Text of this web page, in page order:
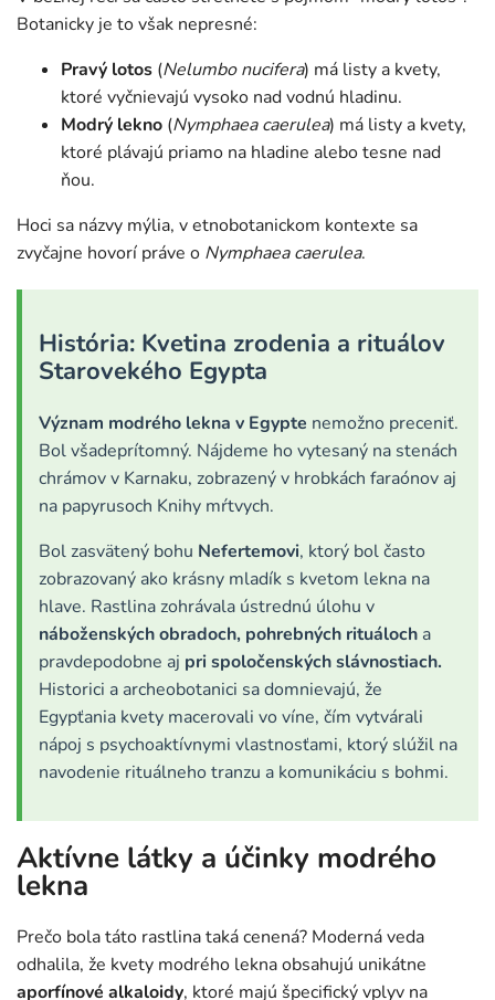
Botanicky je to však nepresné:
Pravý lotos (Nelumbo nucifera) má listy a kvety,
ktoré vyčnievajú vysoko nad vodnú hladinu.
Modrý lekno (Nymphaea caerulea) má listy a kvety,
ktoré plávajú priamo na hladine alebo tesne nad
ňou.
Hoci sa názvy mýlia, v etnobotanickom kontexte sa
zvyčajne hovorí práve o Nymphaea caerulea.
História: Kvetina zrodenia a rituálov
Starovekého Egypta
Význam modrého lekna v Egypte nemožno preceniť.
Bol všadeprítomný. Nájdeme ho vytesaný na stenách
chrámov v Karnaku, zobrazený v hrobkách faraónov aj
na papyrusoch Knihy mŕtvych.
Bol zasvätený bohu Nefertemovi, ktorý bol často
zobrazovaný ako krásny mladík s kvetom lekna na
hlave. Rastlina zohrávala ústrednú úlohu v
náboženských obradoch, pohrebných rituáloch a
pravdepodobne aj pri spoločenských slávnostiach.
Historici a archeobotanici sa domnievajú, že
Egypťania kvety macerovali vo víne, čím vytvárali
nápoj s psychoaktívnymi vlastnosťami, ktorý slúžil na
navodenie rituálneho tranzu a komunikáciu s bohmi.
Aktívne látky a účinky modrého
lekna
Prečo bola táto rastlina taká cenená? Moderná veda
odhalila, že kvety modrého lekna obsahujú unikátne
aporfínové alkaloidy, ktoré majú špecifický vplyv na